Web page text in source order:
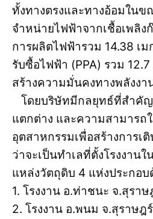
ทั้งทางตรงและทางอ้อมใน
จำหน่ายไฟฟ้าจากเชื้อเพลิ
การผลิตไฟฟ้ารวม 14.38 เ
รับซื้อไฟฟ้า (PPA) รวม
สร้างความมั่นคงทางพลังงา
โดยบริษัทมีกลยุทธ์ที่สำคัญ
แตกต่าง และความสามารถ
อุตสาหกรรมเพื่อสร้างการเ
ว่าจะเป็นทำเลที่ตั้งโรงงาน
แหล่งวัตถุดิบ 4 แห่งประกอบ
1. โรงงาน อ.ท่าชนะ จ.สุรา
2. โรงงาน อ.พนม จ.สุราษฎ